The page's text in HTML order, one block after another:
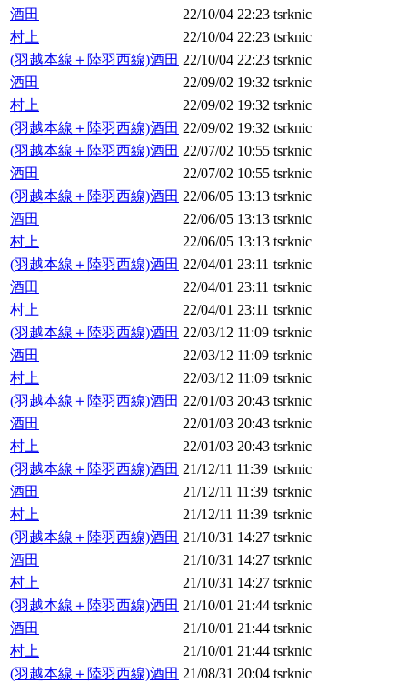
酒田
22/10/04 22:23 tsrknic
村上
22/10/04 22:23 tsrknic
(羽越本線＋陸羽西線)酒田 22/10/04 22:23 tsrknic
酒田
22/09/02 19:32 tsrknic
村上
22/09/02 19:32 tsrknic
(羽越本線＋陸羽西線)酒田 22/09/02 19:32 tsrknic
(羽越本線＋陸羽西線)酒田 22/07/02 10:55 tsrknic
酒田
22/07/02 10:55 tsrknic
(羽越本線＋陸羽西線)酒田 22/06/05 13:13 tsrknic
酒田
22/06/05 13:13 tsrknic
村上
22/06/05 13:13 tsrknic
(羽越本線＋陸羽西線)酒田 22/04/01 23:11 tsrknic
酒田
22/04/01 23:11 tsrknic
村上
22/04/01 23:11 tsrknic
(羽越本線＋陸羽西線)酒田 22/03/12 11:09 tsrknic
酒田
22/03/12 11:09 tsrknic
村上
22/03/12 11:09 tsrknic
(羽越本線＋陸羽西線)酒田 22/01/03 20:43 tsrknic
酒田
22/01/03 20:43 tsrknic
村上
22/01/03 20:43 tsrknic
(羽越本線＋陸羽西線)酒田 21/12/11 11:39 tsrknic
酒田
21/12/11 11:39 tsrknic
村上
21/12/11 11:39 tsrknic
(羽越本線＋陸羽西線)酒田 21/10/31 14:27 tsrknic
酒田
21/10/31 14:27 tsrknic
村上
21/10/31 14:27 tsrknic
(羽越本線＋陸羽西線)酒田 21/10/01 21:44 tsrknic
酒田
21/10/01 21:44 tsrknic
村上
21/10/01 21:44 tsrknic
(羽越本線＋陸羽西線)酒田 21/08/31 20:04 tsrknic